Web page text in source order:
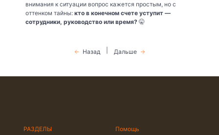
внимания к ситуации вопрос кажется простым, но с
оттенком тайны: кто в конечном счете уступит —
сотрудники, руководство или время? 🤫
Назад Дальше
РАЗДЕЛЫ
Помощь